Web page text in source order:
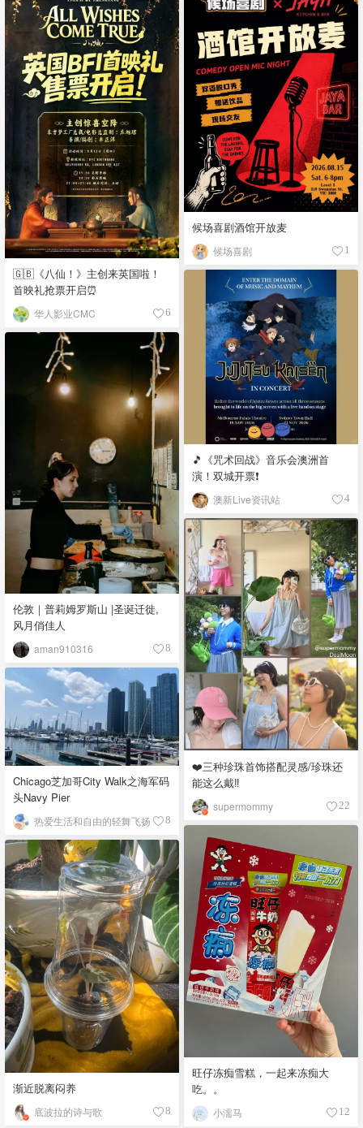
🇬🇧《八仙！》主创来英国啦！
首映礼抢票开启⏰
华人影业CMC 6
候场喜剧酒馆开放麦
候场喜剧 1
🎵《咒术回战》音乐会澳洲首
演！双城开票❗️
澳新Live资讯站 4
伦敦｜普莉姆罗斯山 |圣诞迁徙,
风月俏佳人
aman910316 8
❤️三种珍珠首饰搭配灵感/珍珠还
能这么戴‼️
supermommy 22
Chicago芝加哥City Walk之海军码
头Navy Pier
热爱生活和自由的轻舞飞扬 8
旺仔冻痴雪糕，一起来冻痴大
吃。。
小濡马 12
渐近脱离闷养
底波拉的诗与歌 8